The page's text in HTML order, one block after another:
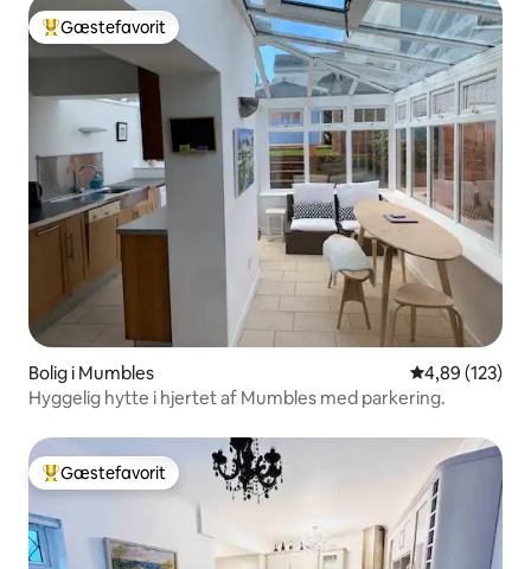
Bedste gæstefavorit
Gæstefavorit
Bolig i Mumbles 4,89 ud af 5 i
4,89 (123)
Hyggelig hytte i hjertet af Mumbles med parkering.
Bedste gæstefavorit
Gæstefavorit